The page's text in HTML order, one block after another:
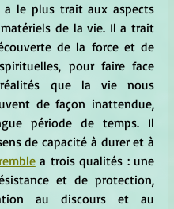
le plus trait aux aspects
de la vie. Il a trait
de la force et de
pour faire face
que la vie nous
de façon inattendue,
période de temps. Il
de capacité à durer et à
a trois qualités : une
et de protection,
au discours et au